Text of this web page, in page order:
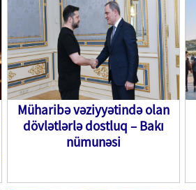
Müharibə vəziyyətində olan
dövlətlərlə dostluq – Bakı
nümunəsi